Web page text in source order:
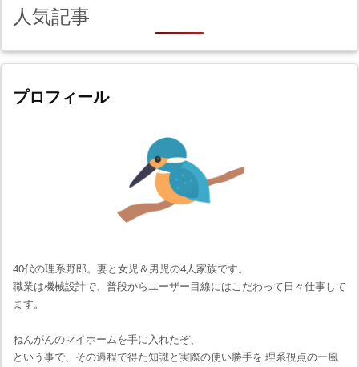
人気記事
プロフィール
40代の理系野郎。妻と女児＆男児の4人家族です。
職業は機械設計で、普段からユーザー目線にはこだわって日々仕事して
ます。
ねんがんのマイホームを手に入れたぞ、
という事で、その過程で得た知識と実際の使い勝手を 理系視点の一風